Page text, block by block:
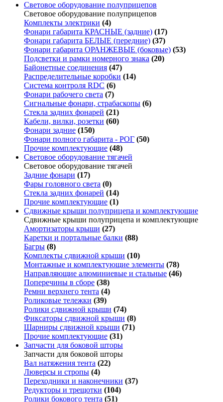
Световое оборудование полуприцепов
Световое оборудование полуприцепов
Комплекты электрики (4)
Фонари габарита КРАСНЫЕ (задние) (17)
Фонари габарита БЕЛЫЕ (передние) (37)
Фонари габарита ОРАНЖЕВЫЕ (боковые) (53)
Подсветки и рамки номерного знака (20)
Байонетные соединения (47)
Распределительные коробки (14)
Система контроля RDC (6)
Фонари рабочего света (7)
Сигнальные фонари, страбаскопы (6)
Стекла задних фонарей (21)
Кабели, вилки, розетки (60)
Фонари задние (150)
Фонари полного габарита - РОГ (50)
Прочие комплектующие (48)
Световое оборудование тягачей
Световое оборудование тягачей
Задние фонари (17)
Фары головного света (0)
Стекла задних фонарей (14)
Прочие комплектующие (1)
Сдвижные крыши полуприцепа и комплектующие
Сдвижные крыши полуприцепа и комплектующие
Амортизаторы крыши (27)
Каретки и портальные балки (88)
Багры (8)
Комплекты сдвижной крыши (10)
Монтажные и комплектующие элементы (78)
Направляющие алюминиевые и стальные (46)
Поперечины в сборе (38)
Ремни верхнего тента (4)
Роликовые тележки (39)
Ролики сдвижной крыши (74)
Фиксаторы сдвижной крыши (8)
Шарниры сдвижной крыши (71)
Прочие комплектующие (31)
Запчасти для боковой шторы
Запчасти для боковой шторы
Вал натяжения тента (22)
Люверсы и стропы (4)
Переходники и наконечники (37)
Редукторы и трещотки (104)
Ролики бокового тента (51)